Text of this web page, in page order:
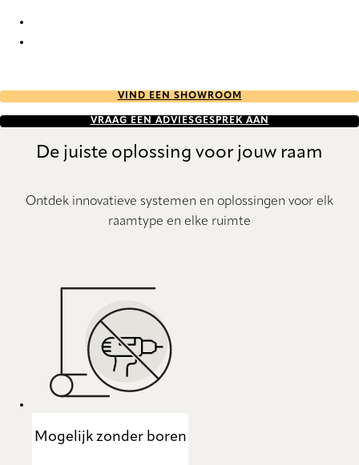
VIND EEN SHOWROOM
VRAAG EEN ADVIESGESPREK AAN
De juiste oplossing voor jouw raam
Ontdek innovatieve systemen en oplossingen voor elk
raamtype en elke ruimte
Mogelijk zonder boren